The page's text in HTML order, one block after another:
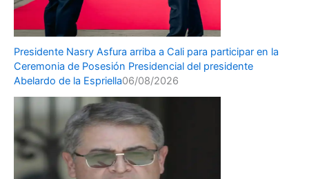
Presidente Nasry Asfura arriba a Cali para participar en la
Ceremonia de Posesión Presidencial del presidente
Abelardo de la Espriella06/08/2026